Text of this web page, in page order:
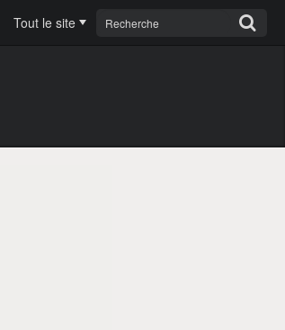
Tout le site